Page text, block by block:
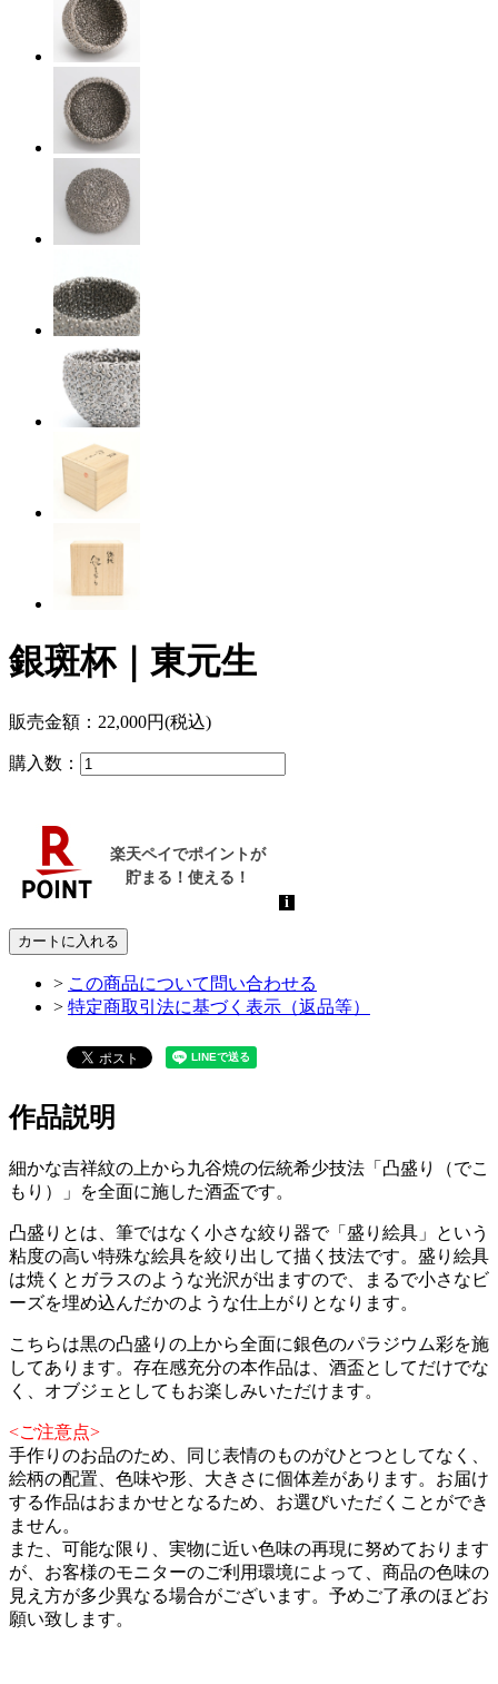
銀斑杯｜東元生
販売金額： 22,000円(税込)
購入数：
カートに入れる
> この商品について問い合わせる
> 特定商取引法に基づく表示（返品等）
作品説明
細かな吉祥紋の上から九谷焼の伝統希少技法「凸盛り（でこ
もり）」を全面に施した酒盃です。
凸盛りとは、筆ではなく小さな絞り器で「盛り絵具」という
粘度の高い特殊な絵具を絞り出して描く技法です。盛り絵具
は焼くとガラスのような光沢が出ますので、まるで小さなビ
ーズを埋め込んだかのような仕上がりとなります。
こちらは黒の凸盛りの上から全面に銀色のパラジウム彩を施
してあります。存在感充分の本作品は、酒盃としてだけでな
く、オブジェとしてもお楽しみいただけます。
<ご注意点>
手作りのお品のため、同じ表情のものがひとつとしてなく、
絵柄の配置、色味や形、大きさに個体差があります。お届け
する作品はおまかせとなるため、お選びいただくことができ
ません。
また、可能な限り、実物に近い色味の再現に努めております
が、お客様のモニターのご利用環境によって、商品の色味の
見え方が多少異なる場合がございます。予めご了承のほどお
願い致します。